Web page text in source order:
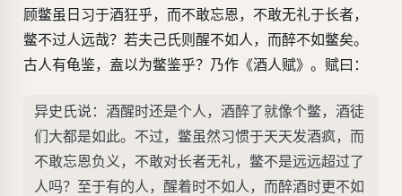
顾鳖虽日习于酒狂乎，而不敢忘恩，不敢无礼于长者，
鳖不过人远哉？若夫己氏则醒不如人，而醉不如鳖矣。
古人有龟鉴，盍以为鳖鉴乎？乃作《酒人赋》。赋曰：
异史氏说：酒醒时还是个人，酒醉了就像个鳖，酒徒
们大都是如此。不过，鳖虽然习惯于天天发酒疯，而
不敢忘恩负义，不敢对长者无礼，鳖不是远远超过了
人吗？至于有的人，醒着时不如人，而醉酒时更不如